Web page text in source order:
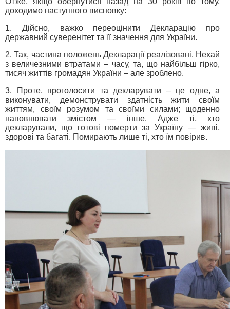
доходимо наступного висновку:
1. Дійсно, важко переоцінити Декларацію про
державний суверенітет та її значення для України.
2. Так, частина положень Декларації реалізовані. Нехай
з величезними втратами – часу, та, що найбільш гірко,
тисяч життів громадян України – але зроблено.
3. Проте, проголосити та декларувати – це одне, а
виконувати, демонструвати здатність жити своїм
життям, своїм розумом та своїми силами; щоденно
наповнювати змістом — інше. Адже ті, хто
декларували, що готові померти за Україну — живі,
здорові та багаті. Помирають лише ті, хто їм повірив.